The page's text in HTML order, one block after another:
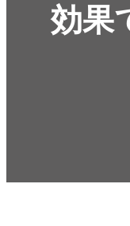
効果